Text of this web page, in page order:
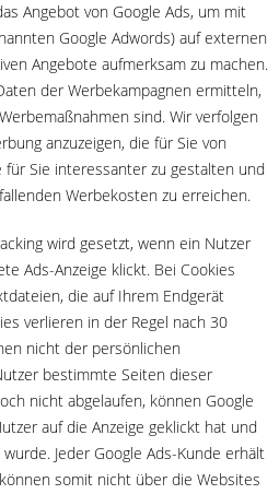
Angebot von Google Ads, um mit
Google Adwords) auf externen
Angebote aufmerksam zu machen.
der Werbekampagnen ermitteln,
sind. Wir verfolgen
anzuzeigen, die für Sie von
Sie interessanter zu gestalten und
Werbekosten zu erreichen.
wird gesetzt, wenn ein Nutzer
Ads-Anzeige klickt. Bei Cookies
die auf Ihrem Endgerät
verlieren in der Regel nach 30
nicht der persönlichen
bestimmte Seiten dieser
nicht abgelaufen, können Google
auf die Anzeige geklickt hat und
Jeder Google Ads-Kunde erhält
somit nicht über die Websites